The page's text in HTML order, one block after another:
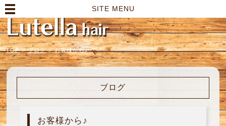
SITE MENU
TOP > ブログ > お客様から♪
ブログ
お客様から♪